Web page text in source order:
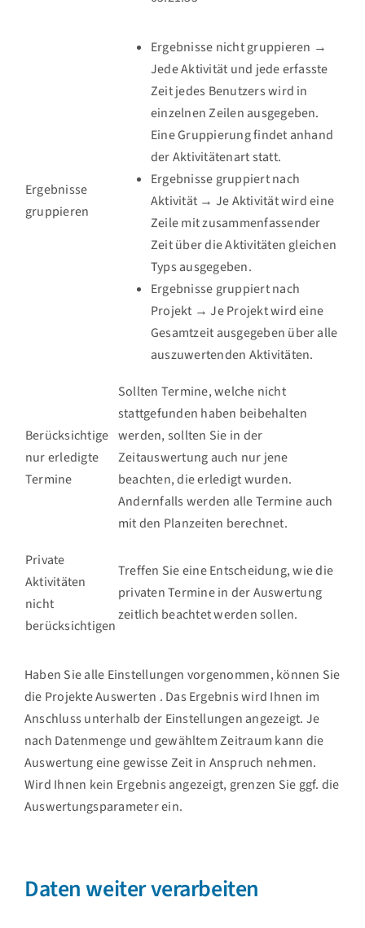
Ergebnisse
gruppieren
Ergebnisse nicht gruppieren →
Jede Aktivität und jede erfasste
Zeit jedes Benutzers wird in
einzelnen Zeilen ausgegeben.
Eine Gruppierung findet anhand
der Aktivitätenart statt.
Ergebnisse gruppiert nach
Aktivität → Je Aktivität wird eine
Zeile mit zusammenfassender
Zeit über die Aktivitäten gleichen
Typs ausgegeben.
Ergebnisse gruppiert nach
Projekt → Je Projekt wird eine
Gesamtzeit ausgegeben über alle
auszuwertenden Aktivitäten.
Berücksichtige
nur erledigte
Termine
Sollten Termine, welche nicht
stattgefunden haben beibehalten
werden, sollten Sie in der
Zeitauswertung auch nur jene
beachten, die erledigt wurden.
Andernfalls werden alle Termine auch
mit den Planzeiten berechnet.
Private
Aktivitäten
nicht
berücksichtigen
Treffen Sie eine Entscheidung, wie die
privaten Termine in der Auswertung
zeitlich beachtet werden sollen.
Haben Sie alle Einstellungen vorgenommen, können Sie
die ProjekteAuswerten . Das Ergebnis wird Ihnen im
Anschluss unterhalb der Einstellungen angezeigt. Je
nach Datenmenge und gewähltem Zeitraum kann die
Auswertung eine gewisse Zeit in Anspruch nehmen.
Wird Ihnen kein Ergebnis angezeigt, grenzen Sie ggf. die
Auswertungsparameter ein.
Daten weiter verarbeiten